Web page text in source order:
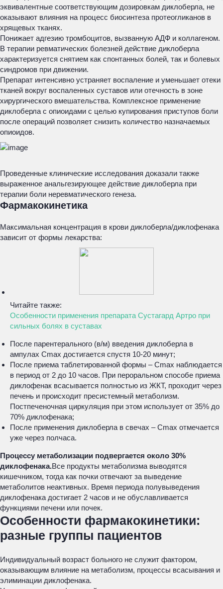
эквивалентные соответствующим дозировкам диклоберла, не
оказывают влияния на процесс биосинтеза протеогликанов в
хрящевых тканях.
Понижает адгезию тромбоцитов, вызванную АДФ и коллагеном.
В терапии ревматических болезней действие диклоберла
характеризуется снятием как спонтанных болей, так и болевых
синдромов при движении.
Препарат интенсивно устраняет воспаление и уменьшает отеки
тканей вокруг воспаленных суставов или отечность в зоне
хирургического вмешательства. Комплексное применение
диклоберла с опиоидами с целью купирования приступов боли
после операций позволяет снизить количество назначаемых
опиоидов.
Проведенные клинические исследования доказали также
выраженное анальгезирующее действие диклоберла при
терапии боли неревматического генеза.
Фармакокинетика
Максимальная концентрация в крови диклоберла/диклофенака
зависит от формы лекарства:
Читайте также:
Особенности применения препарата Сустагард Артро при
сильных болях в суставах
После парентерального (в/м) введения диклоберла в
ампулах Сmax достигается спустя 10-20 минут;
После приема таблетированной формы – Сmax наблюдается
в период от 2 до 10 часов. При пероральном способе приема
диклофенак всасывается полностью из ЖКТ, проходит через
печень и происходит пресистемный метаболизм.
Постпеченочная циркуляция при этом использует от 35% до
70% диклофенака;
После применения диклоберла в свечах – Сmax отмечается
уже через полчаса.
Процессу метаболизации подвергается около 30%
диклофенака.Все продукты метаболизма выводятся
кишечником, тогда как почки отвечают за выведение
метаболитов неактивных. Время периода полувыведения
диклофенака достигает 2 часов и не обуславливается
функциями печени или почек.
Особенности фармакокинетики:
разные группы пациентов
Индивидуальный возраст больного не служит фактором,
оказывающим влияние на метаболизм, процессы всасывания и
элиминации диклофенака.